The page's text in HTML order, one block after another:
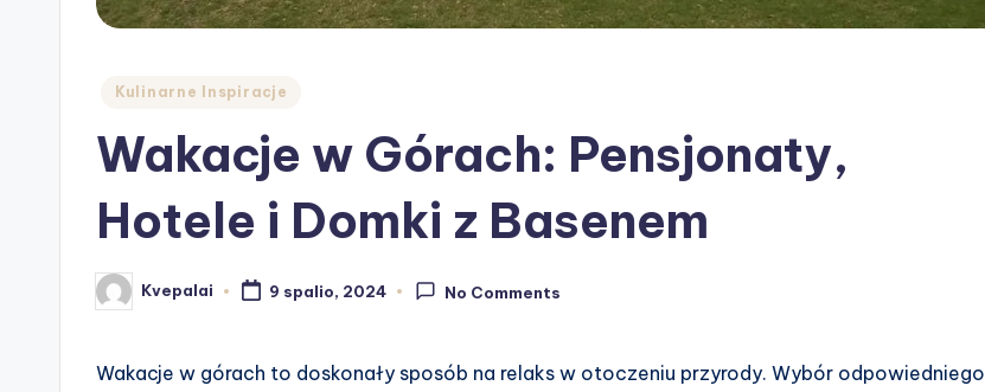
Posted
Kulinarne Inspiracje
Wakacje w Górach: Pensjonaty,
Hotele i Domki z Basenem
Posted
by
Kvepalai 9 spalio, 2024 No Comments
Wakacje w górach to doskonały sposób na relaks w otoczeniu przyrody. Wybór odpowiedniego